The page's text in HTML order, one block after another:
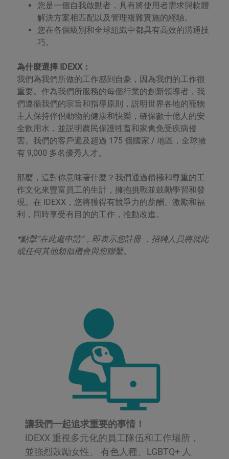
您是一個自我啟動者，具有將使用者需求與軟體
解決方案相匹配以及管理複雜實施的經驗。
您在各個級別和全球組織中都具有高效的溝通技
巧。
為什麼選擇 IDEXX：
我們為我們所做的工作感到自豪，因為我們的工作很
重要。作為我們所服務的每個行業的創新領導者，我
們遵循我們的宗旨和指導原則，説明世界各地的寵物
主人保持伴侶動物的健康和快樂，確保數十億人的安
全飲用水，並説明農民保護牲畜和家禽免受疾病侵
害。我們的客戶遍及超過 175 個國家 / 地區，全球擁
有 9,000 多名優秀人才。
那麼，這對你意味著什麼？我們通過積極和尊重的工
作文化來豐富員工的生計，擁抱挑戰並鼓勵學習和發
現。在 IDEXX，您將獲得有競爭力的薪酬、激勵和福
利，同時享受有目的的工作，推動改進。
*點擊“在此處申請”，即表示您註冊 ，招聘人員將就此
或任何其他類似機會與您聯繫。
讓我們一起追求重要的事情！
IDEXX 重視多元化的員工隊伍和工作場所，
並強烈鼓勵女性、 有色人種、LGBTQ+ 人